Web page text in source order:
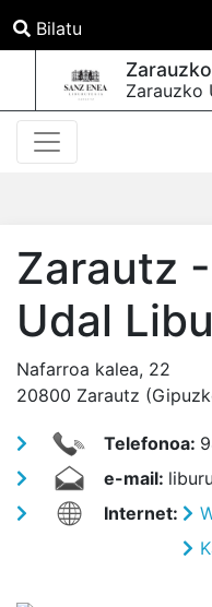
Bilatu
Zarauzko
Zarautz
Udal
Nafarroa kalea, 22
20800 Zarautz
Telefonoa:
e-mail:
Internet: